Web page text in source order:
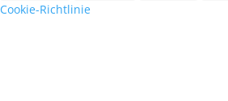
Cookie-Richtlinie